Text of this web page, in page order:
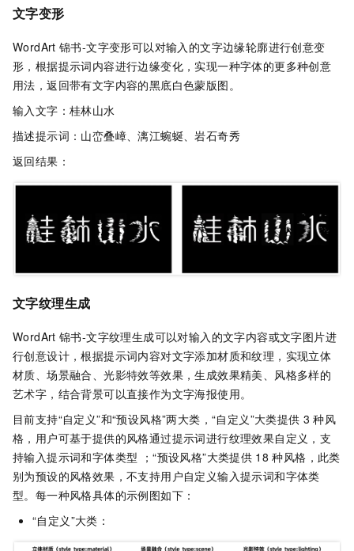
文字变形
WordArt 锦书-文字变形可以对输入的文字边缘轮廓进行创意变
形，根据提示词内容进行边缘变化，实现一种字体的更多种创意
用法，返回带有文字内容的黑底白色蒙版图。
输入文字：桂林山水
描述提示词：山峦叠嶂、漓江蜿蜒、岩石奇秀
返回结果：
文字纹理生成
WordArt 锦书-文字纹理生成可以对输入的文字内容或文字图片进
行创意设计，根据提示词内容对文字添加材质和纹理，实现立体
材质、场景融合、光影特效等效果，生成效果精美、风格多样的
艺术字，结合背景可以直接作为文字海报使用。
目前支持“自定义”和“预设风格”两大类，“自定义”大类提供 3 种风
格，用户可基于提供的风格通过提示词进行纹理效果自定义，支
持输入提示词和字体类型 ；“预设风格”大类提供 18 种风格，此类
别为预设的风格效果，不支持用户自定义输入提示词和字体类
型。每一种风格具体的示例图如下：
“自定义”大类：